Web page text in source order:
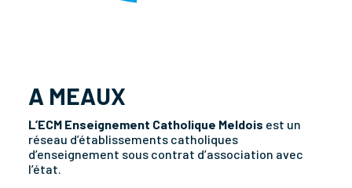
A MEAUX
L’ECM Enseignement Catholique Meldois est un
réseau d’établissements catholiques
d’enseignement sous contrat d’association avec
l’état.